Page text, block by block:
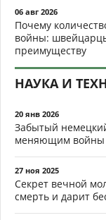
06 авг 2026
Почему
войны:
преимуществу
НАУКА И
20 янв 2026
Забытый
меняющим войны
27 ноя 2025
Секрет вечной
смерть и дарит